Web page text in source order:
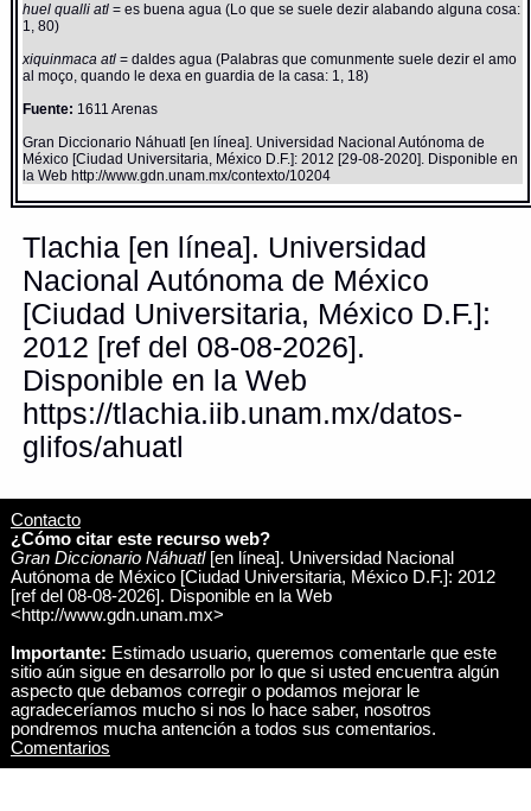
huel qualli atl= es buena agua (Lo que se suele dezir alabando alguna cosa:
1, 80)
xiquinmaca atl= daldes agua (Palabras que comunmente suele dezir el amo
al moço, quando le dexa en guardia de la casa: 1, 18)
Fuente: 1611 Arenas
Gran Diccionario Náhuatl [en línea]. Universidad Nacional Autónoma de
México [Ciudad Universitaria, México D.F.]: 2012 [29-08-2020]. Disponible en
la Web http://www.gdn.unam.mx/contexto/10204
Tlachia [en línea]. Universidad
Nacional Autónoma de México
[Ciudad Universitaria, México D.F.]:
2012 [ref del 08-08-2026].
Disponible en la Web
https://tlachia.iib.unam.mx/datos-
glifos/ahuatl
Contacto
¿Cómo citar este recurso web?
Gran Diccionario Náhuatl[en línea]. Universidad Nacional
Autónoma de México [Ciudad Universitaria, México D.F.]: 2012
[ref del 08-08-2026]. Disponible en la Web
<http://www.gdn.unam.mx>
Importante: Estimado usuario, queremos comentarle que este
sitio aún sigue en desarrollo por lo que si usted encuentra algún
aspecto que debamos corregir o podamos mejorar le
agradeceríamos mucho si nos lo hace saber, nosotros
pondremos mucha antención a todos sus comentarios.
Comentarios